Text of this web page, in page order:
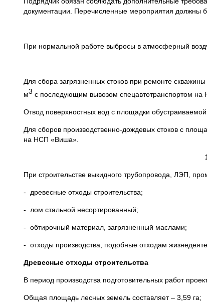
документации. Перечисленные мероприятия должны
При нормальной работе выбросы в атмосферный
Для сбора загрязненных стоков при ремонте
м3 с последующим вывозом спецавтотранспортом
Отвод поверхностных вод с площадки
Для сборов производственно-дождевых стоков с
на НСП «Виша».
При строительстве выкидного трубопровода, ЛЭП,
- древесные отходы строительства;
- лом стальной несортированный;
- обтирочный материал, загрязненный маслами;
- отходы производства, подобные отходам
Древесные отходы строительства
В период производства подготовительных работ
Общая площадь лесных земель составляет – 3,59 га;